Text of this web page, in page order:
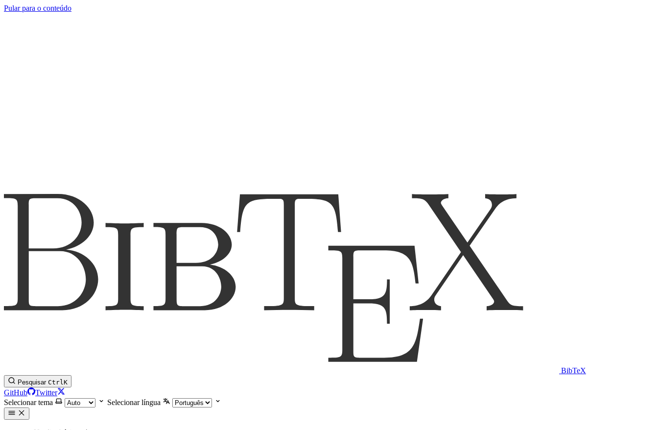
Pular para o conteúdo
BibTeX
Pesquisar CtrlK
GitHub
Twitter
Selecionar tema
Selecionar língua